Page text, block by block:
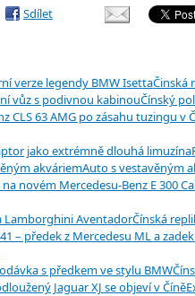
Sdílet
Činská
Čínský
Auto s vestavěným
Čínská